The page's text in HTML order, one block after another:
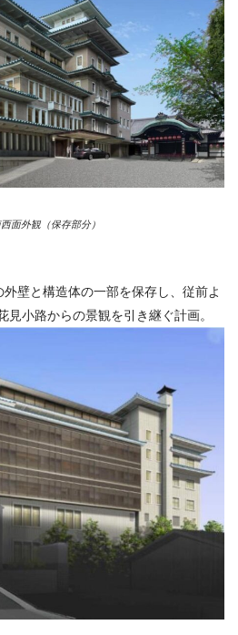
面外観（保存部分）
壁と構造体の一部を保存し、従前よ
見小路からの景観を引き継ぐ計画。